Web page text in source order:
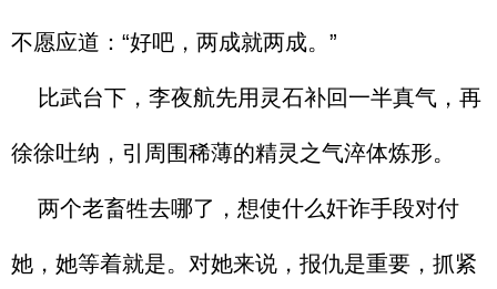
不愿应道：“好吧，两成就两成。”
比武台下，李夜航先用灵石补回一半真气，再
徐徐吐纳，引周围稀薄的精灵之气淬体炼形。
两个老畜牲去哪了，想使什么奸诈手段对付
她，她等着就是。对她来说，报仇是重要，抓紧